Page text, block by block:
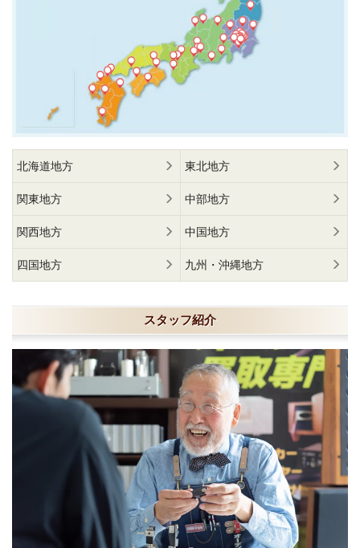
北海道地方 東北地方
関東地方 中部地方
関西地方 中国地方
四国地方 九州・沖縄地方
スタッフ紹介